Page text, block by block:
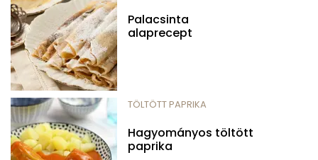
Palacsinta
alaprecept
TÖLTÖTT PAPRIKA
Hagyományos töltött
paprika